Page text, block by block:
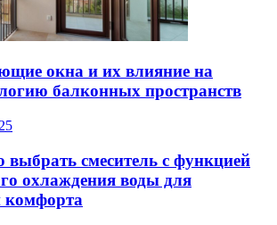
окна и их влияние на
балконных пространств
смеситель с функцией
охлаждения воды для
комфорта